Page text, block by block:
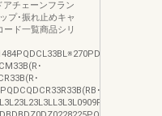
チェーンフラン
プ･振れ止めキャ
ド一覧商品シリ
･
･
･